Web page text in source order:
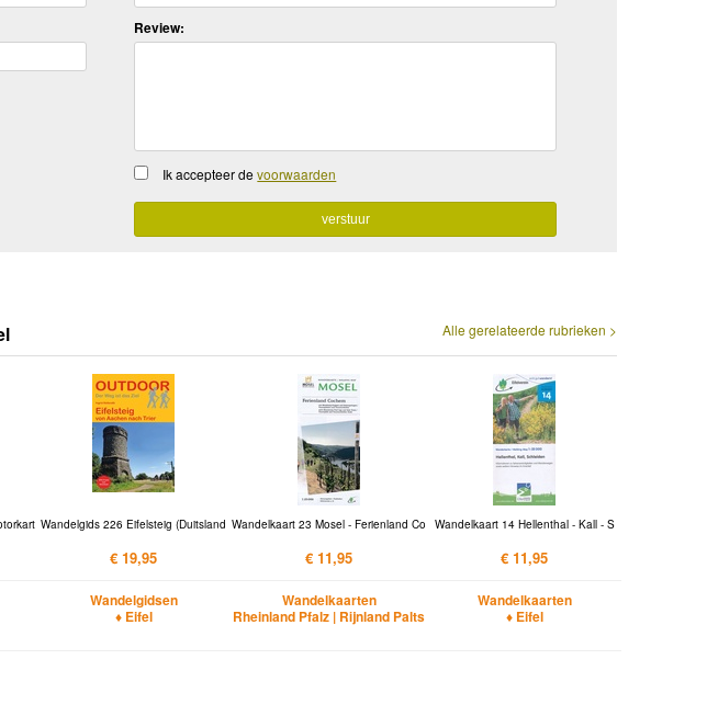
Review:
Ik accepteer devoorwaarden
Alle gerelateerde rubrieken >
Wandelgids 226 Eifelsteig (Duitsland
€ 19,95
Wandelgidsen
♦ Eifel
Wandelkaart 23 Mosel - Ferienland Co
€ 11,95
Wandelkaarten
Rheinland Pfalz | Rijnland Palts
Wandelkaart 14 Hellenthal - Kall - S
€ 11,95
Wandelkaarten
♦ Eifel